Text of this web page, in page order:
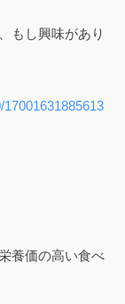
もし興味があり
養価の高い食べ